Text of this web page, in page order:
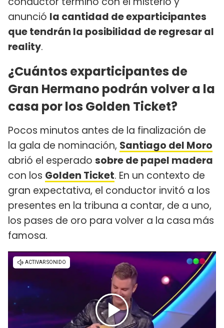
anunció la cantidad de exparticipantes
que tendrán la posibilidad de regresar al
reality.
¿Cuántos exparticipantes de
Gran Hermano podrán volver a la
casa por los Golden Ticket?
Pocos minutos antes de la finalización de
la gala de nominación, Santiago del Moro
abrió el esperado sobre de papel madera
con los Golden Ticket. En un contexto de
gran expectativa, el conductor invitó a los
presentes en la tribuna a contar, de a uno,
los pases de oro para volver a la casa más
famosa.